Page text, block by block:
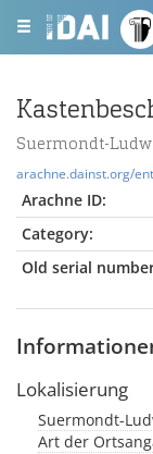
Suermondt-
arachne.dainst.org/
Arachne ID:
Category:
Old serial
Lokalisierung
Suermondt-
Art der